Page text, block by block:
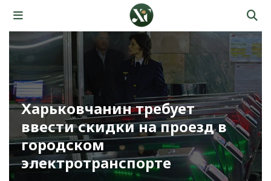
Харьковчанин требует
ввести скидки на проезд в
городском
электротранспорте